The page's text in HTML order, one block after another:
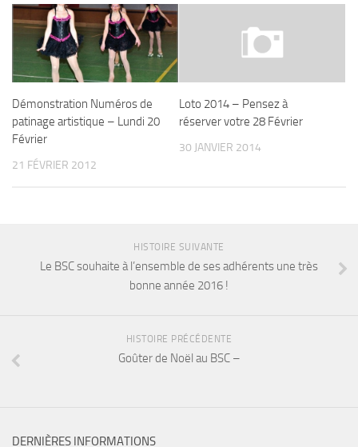
Démonstration Numéros de
patinage artistique – Lundi 20
Février
21 FÉVRIER 2012
Loto 2014 – Pensez à
réserver votre 28 Février
30 JANVIER 2014
HISTOIRE SUIVANTE
Le BSC souhaite à l’ensemble de ses adhérents une très
bonne année 2016 !
HISTOIRE PRÉCÉDENTE
Goûter de Noël au BSC –
DERNIÈRES INFORMATIONS